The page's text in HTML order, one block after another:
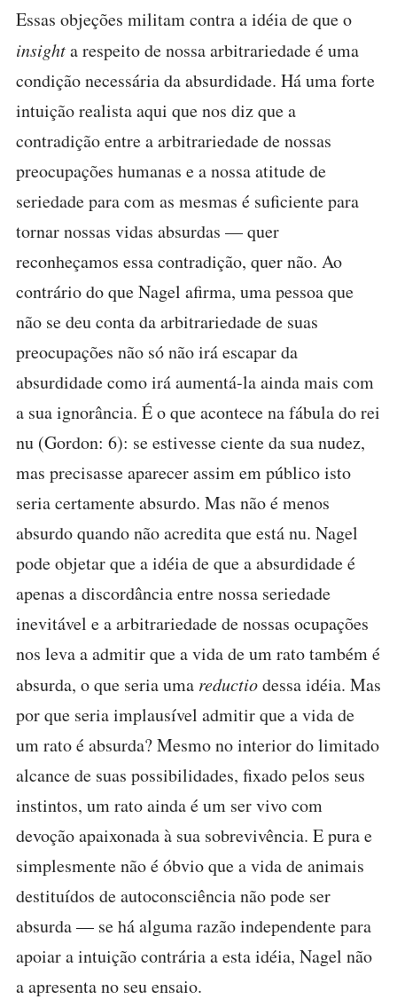
Essas objeções militam contra a idéia de que o
insighta respeito de nossa arbitrariedade é uma
condição necessária da absurdidade. Há uma forte
intuição realista aqui que nos diz que a
contradição entre a arbitrariedade de nossas
preocupações humanas e a nossa atitude de
seriedade para com as mesmas é suficiente para
tornar nossas vidas absurdas — quer
reconheçamos essa contradição, quer não. Ao
contrário do que Nagel afirma, uma pessoa que
não se deu conta da arbitrariedade de suas
preocupações não só não irá escapar da
absurdidade como irá aumentá-la ainda mais com
a sua ignorância. É o que acontece na fábula do rei
nu (Gordon: 6): se estivesse ciente da sua nudez,
mas precisasse aparecer assim em público isto
seria certamente absurdo. Mas não é menos
absurdo quando não acredita que está nu. Nagel
pode objetar que a idéia de que a absurdidade é
apenas a discordância entre nossa seriedade
inevitável e a arbitrariedade de nossas ocupações
nos leva a admitir que a vida de um rato também é
absurda, o que seria uma reductiodessa idéia. Mas
por que seria implausível admitir que a vida de
um rato é absurda? Mesmo no interior do limitado
alcance de suas possibilidades, fixado pelos seus
instintos, um rato ainda é um ser vivo com
devoção apaixonada à sua sobrevivência. E pura e
simplesmente não é óbvio que a vida de animais
destituídos de autoconsciência não pode ser
absurda — se há alguma razão independente para
apoiar a intuição contrária a esta idéia, Nagel não
a apresenta no seu ensaio.